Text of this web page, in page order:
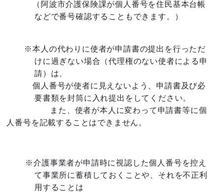
（阿波市介護保険課が個人番号を住民基本台帳
などで番号確認することもできます。）
※本人の代わりに使者が申請書の提出を行っただ
けに過ぎない場合（代理権のない使者による申
請）は、
個人番号が使者に見えないよう、申請書及び必
要書類を封筒に入れ提出をしてください。
また、使者が本人に変わって申請書等に個
人番号を記載することはできません。
※介護事業者が申請時に視認した個人番号を控え
て事業所に蓄積しておくことや、それを不正利
用することは